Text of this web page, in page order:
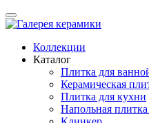
Коллекции
Каталог
Плитка для
Керамическая
Плитка для кухни
Напольная